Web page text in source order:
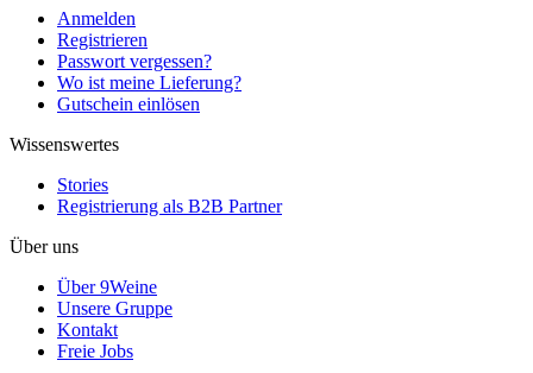
Anmelden
Registrieren
Passwort vergessen?
Wo ist meine Lieferung?
Gutschein einlösen
Wissenswertes
Stories
Registrierung als B2B Partner
Über uns
Über 9Weine
Unsere Gruppe
Kontakt
Freie Jobs